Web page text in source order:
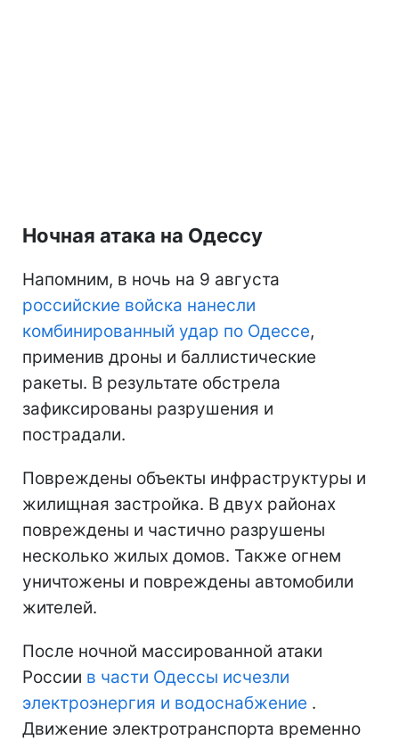
Ночная атака на Одессу
Напомним, в ночь на 9 августа
российские войска нанесли
комбинированный удар по Одессе,
применив дроны и баллистические
ракеты. В результате обстрела
зафиксированы разрушения и
пострадали.
Повреждены объекты инфраструктуры и
жилищная застройка. В двух районах
повреждены и частично разрушены
несколько жилых домов. Также огнем
уничтожены и повреждены автомобили
жителей.
После ночной массированной атаки
России в части Одессы исчезли
электроэнергия и водоснабжение .
Движение электротранспорта временно